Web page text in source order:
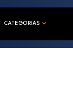
CATEGORIAS